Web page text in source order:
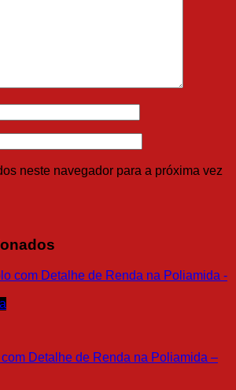
neste navegador para a próxima vez
Detalhe de Renda na Poliamida –